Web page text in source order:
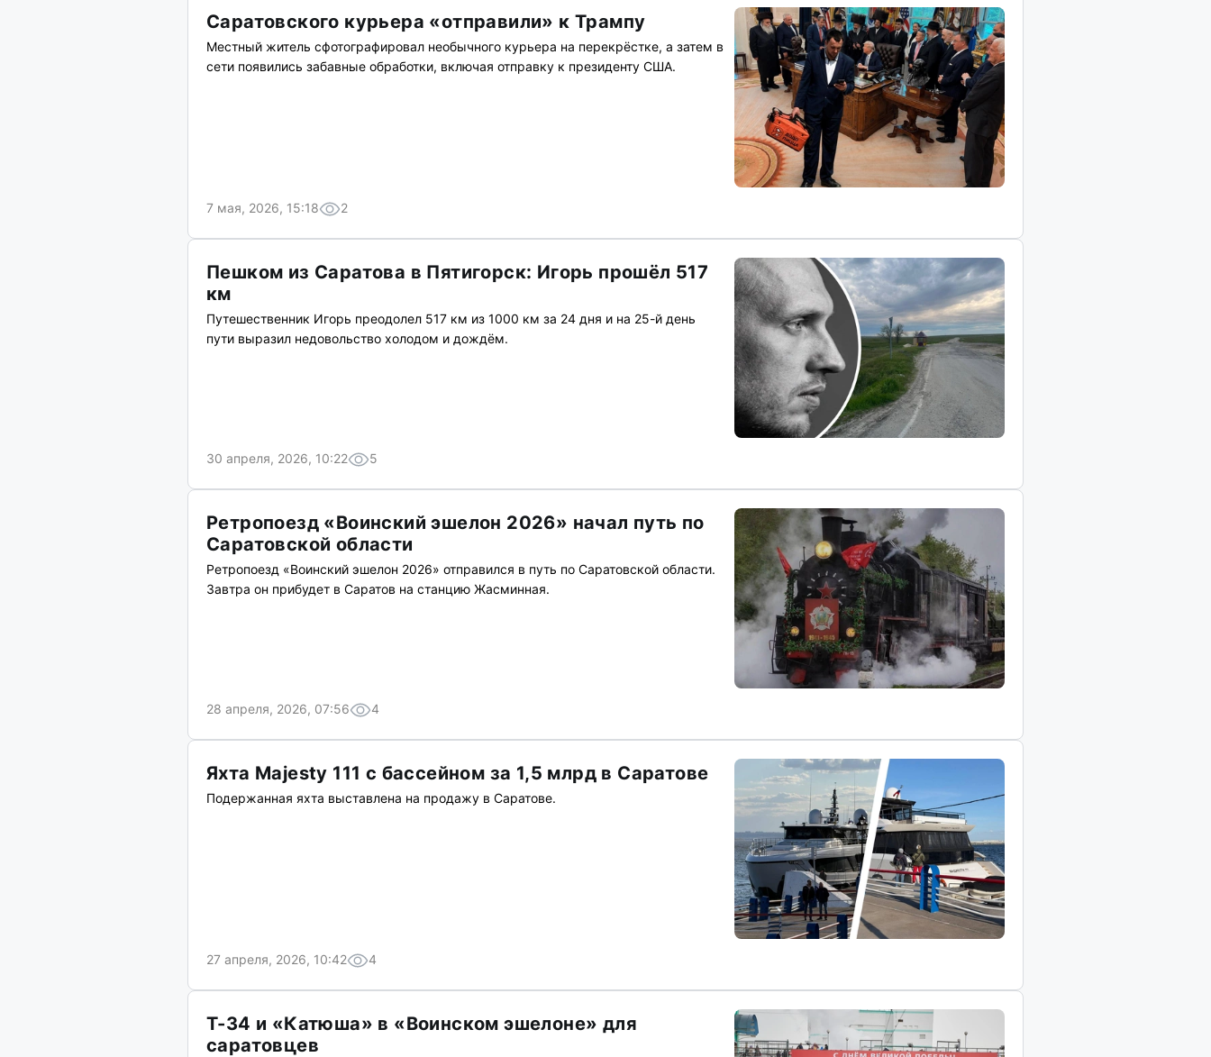
Саратовского курьера «отправили» к Трампу
Местный житель сфотографировал необычного курьера на перекрёстке, а затем в
сети появились забавные обработки, включая отправку к президенту США.
7 мая, 2026, 15:18 2
Пешком из Саратова в Пятигорск: Игорь прошёл 517
км
Путешественник Игорь преодолел 517 км из 1000 км за 24 дня и на 25-й день
пути выразил недовольство холодом и дождём.
30 апреля, 2026, 10:22 5
Ретропоезд «Воинский эшелон 2026» начал путь по
Саратовской области
Ретропоезд «Воинский эшелон 2026» отправился в путь по Саратовской области.
Завтра он прибудет в Саратов на станцию Жасминная.
28 апреля, 2026, 07:56 4
Яхта Majesty 111 с бассейном за 1,5 млрд в Саратове
Подержанная яхта выставлена на продажу в Саратове.
27 апреля, 2026, 10:42 4
Т-34 и «Катюша» в «Воинском эшелоне» для
саратовцев